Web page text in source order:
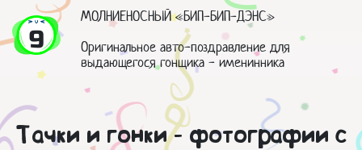
9
МОЛНИЕНОСНЫЙ «БИП-БИП-ДЭНС»
Оригинальное авто-поздравление для
выдающегося гонщика - именинника
Тачки и гонки - фотографии с